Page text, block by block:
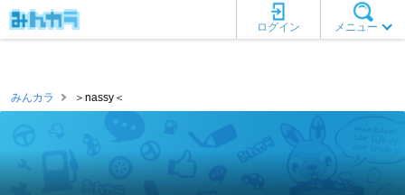
メニュー
ログイン
みんカラ ＞nassy＜